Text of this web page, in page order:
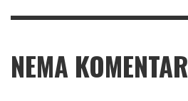
NEMA